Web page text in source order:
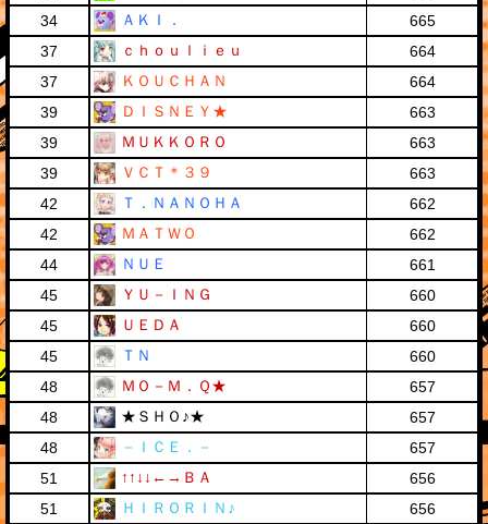
34
ＡＫＩ．
665
37
ｃｈｏｕｌｉｅｕ
664
37
ＫＯＵＣＨＡＮ
664
39
ＤＩＳＮＥＹ★
663
39
ＭＵＫＫＯＲＯ
663
39
ＶＣＴ＊３９
663
42
Ｔ．ＮＡＮＯＨＡ
662
42
ＭＡＴＷＯ
662
44
ＮＵＥ
661
45
ＹＵ－ＩＮＧ
660
45
ＵＥＤＡ
660
45
ＴＮ
660
48
ＭＯ－Ｍ．Ｑ★
657
48
★ＳＨＯ♪★
657
48
－ＩＣＥ．－
657
51
↑↑↓↓←→ＢＡ
656
51
ＨＩＲＯＲＩＮ♪
656